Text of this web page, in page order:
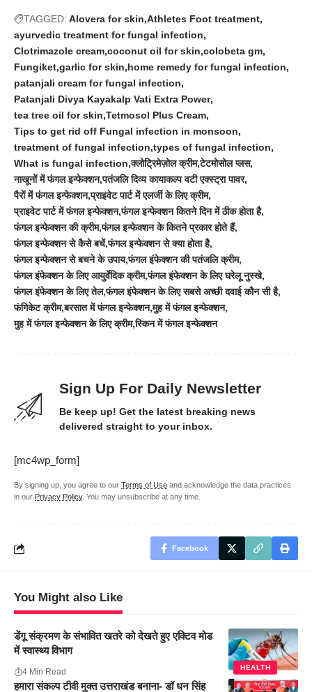
TAGGED: Alovera for skin Athletes Foot treatment
ayurvedic treatment for fungal infection
Clotrimazole cream coconut oil for skin colobeta gm
Fungiket garlic for skin home remedy for fungal infection
patanjali cream for fungal infection
Patanjali Divya Kayakalp Vati Extra Power
tea tree oil for skin Tetmosol Plus Cream
Tips to get rid off Fungal infection in monsoon
treatment of fungal infection types of fungal infection
What is fungal infection क्लोट्रिमेज़ोल क्रीम टेटमोसोल प्लस
नाखूनों में फंगल इन्फेक्शन पतंजलि दिव्य कायाकल्प वटी एक्स्ट्रा पावर
पैरों में फंगल इन्फेक्शन प्राइवेट पार्ट में एलर्जी के लिए क्रीम
प्राइवेट पार्ट में फंगल इन्फेक्शन फंगल इन्फेक्शन कितने दिन में ठीक होता है
फंगल इन्फेक्शन की क्रीम फंगल इन्फेक्शन के कितने प्रकार होते हैं
फंगल इन्फेक्शन से कैसे बचें फंगल इन्फेक्शन से क्या होता है
फंगल इन्फेक्शन से बचने के उपाय फंगल इंफेक्शन की पतंजलि क्रीम
फंगल इंफेक्शन के लिए आयुर्वेदिक क्रीम फंगल इंफेक्शन के लिए घरेलू नुस्खे
फंगल इंफेक्शन के लिए तेल फंगल इंफेक्शन के लिए सबसे अच्छी दवाई कौन सी है
फंगि‌केट क्रीम बरसात में फंगल इन्फेक्शन मुह में फंगल इन्फेक्शन
मुह में फंगल इन्फेक्शन के लिए क्रीम स्किन में फंगल इन्फेक्शन
Sign Up For Daily Newsletter
Be keep up! Get the latest breaking news
delivered straight to your inbox.
[mc4wp_form]
By signing up, you agree to our Terms of Use and acknowledge the data practices
in our Privacy Policy. You may unsubscribe at any time.
Facebook
You Might also Like
HEALTH
डेंगू संक्रमण के संभावित खतरे को देखते हुए एक्टिव मोड
में स्वास्थ्य विभाग
4 Min Read
हमारा संकल्प टीवी मुक्त उत्तराखंड बनाना- डॉ धन सिंह